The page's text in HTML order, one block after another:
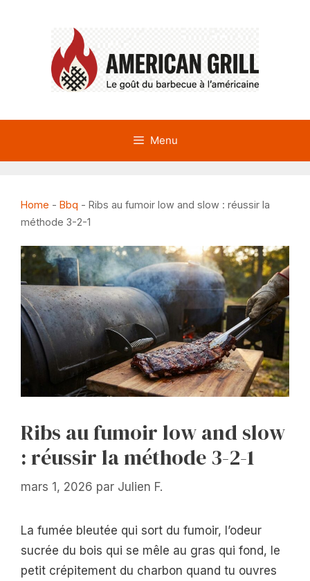
Menu
Home - Bbq - Ribs au fumoir low and slow : réussir la
méthode 3-2-1
Ribs au fumoir low and slow
: réussir la méthode 3-2-1
mars 1, 2026 par Julien F.
La fumée bleutée qui sort du fumoir, l’odeur
sucrée du bois qui se mêle au gras qui fond, le
petit crépitement du charbon quand tu ouvres